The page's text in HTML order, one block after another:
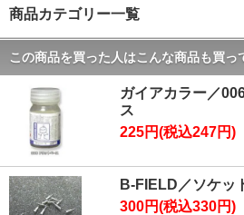
商品カテゴリー一覧
この商品を買った人はこんな商品も買っ
ガイアカラー／
ス
225円(税込247円)
B-FIELD／ソケ
300円(税込330円)